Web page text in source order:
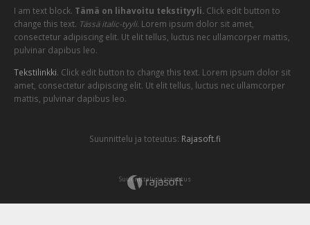
I am text block. Tämä on lihavoitu tekstityyli. Click edit button to
change this text. Tässä italic-tyyli. Lorem ipsum dolor sit amet,
consectetur adipiscing elit. Ut elit tellus, luctus nec ullamcorper mattis,
pulvinar dapibus leo.
Tekstilinkki. Click edit button to change this text. Lorem ipsum dolor sit
amet, consectetur adipiscing elit. Ut elit tellus, luctus nec ullamcorper
mattis, pulvinar dapibus leo.
Suunnittelu ja toteutus: Rajasoft.fi
Suunnittelu ja toteutus